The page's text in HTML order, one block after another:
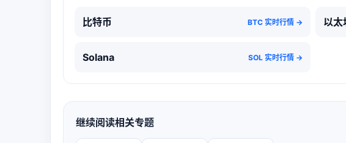
比特币 BTC 实时行情 → 以太
Solana SOL 实时行情 →
继续阅读相关专题